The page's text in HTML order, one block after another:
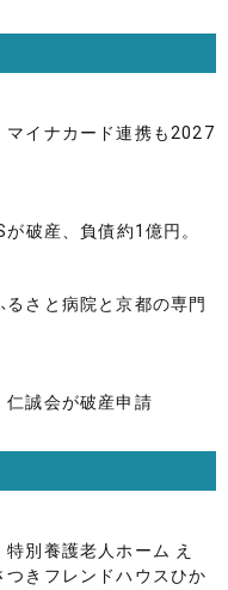
イナカード連携も2027
破産、負債約1億円。
さと病院と京都の専門
仁誠会が破産申請
別養護老人ホーム え
きフレンドハウスひか